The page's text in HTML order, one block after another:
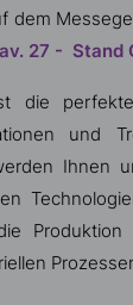
dem
27 - Stand
die
und
Ihnen